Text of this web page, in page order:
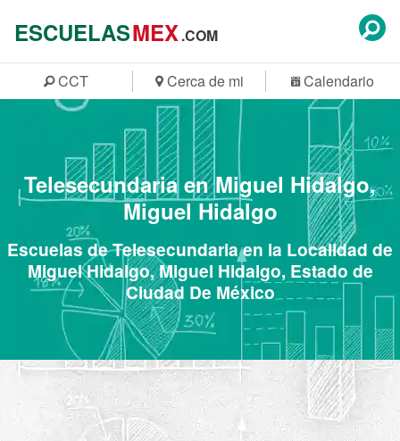
ESCUELASMEX.COM
CCT Cerca de mi Calendario
Telesecundaria en Miguel Hidalgo,
Miguel Hidalgo
Escuelas de Telesecundaria en la Localidad de
Miguel Hidalgo, Miguel Hidalgo, Estado de
Ciudad De México